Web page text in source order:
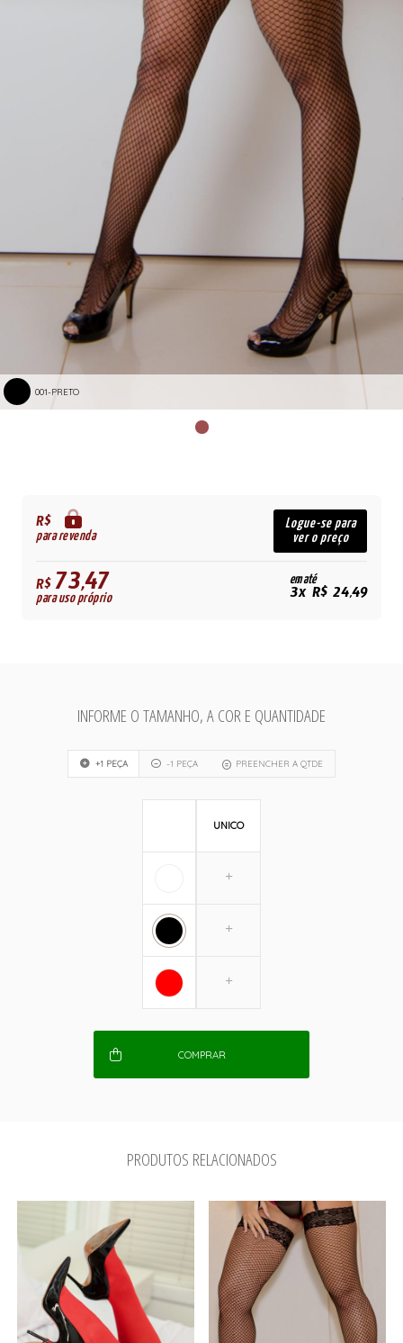
001-PRETO
R$
para revenda
Logue-se para
ver o preço
R$73,47
para uso próprio
em até
3x R$ 24,49
INFORME O TAMANHO, A COR E QUANTIDADE
+1 PEÇA -1 PEÇA PREENCHER A QTDE
UNICO
COMPRAR
PRODUTOS RELACIONADOS